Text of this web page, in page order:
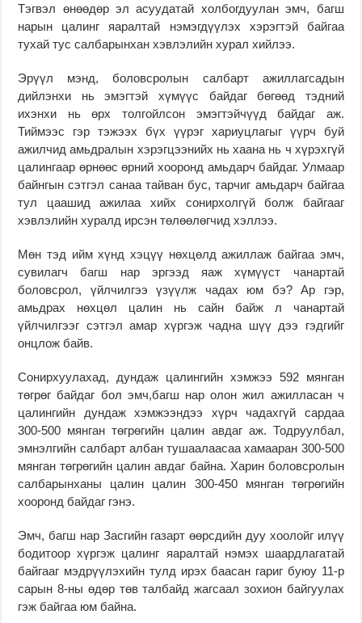
Тэгвэл өнөөдөр эл асуудатай холбогдуулан эмч, багш
нарын цалинг яаралтай нэмэгдүүлэх хэрэгтэй байгаа
тухай тус салбарынхан хэвлэлийн хурал хийлээ.
Эрүүл мэнд, боловсролын салбарт ажиллагсадын
дийлэнхи нь эмэгтэй хүмүүс байдаг бөгөөд тэдний
ихэнхи нь өрх толгойлсон эмэгтэйчүүд байдаг аж.
Тиймээс гэр тэжээх бүх үүрэг хариуцлагыг үүрч буй
ажилчид амьдралын хэрэгцээнийх нь хаана нь ч хүрэхгүй
цалингаар өрнөөс өрний хооронд амьдарч байдаг. Улмаар
байнгын сэтгэл санаа тайван бус, тарчиг амьдарч байгаа
тул цаашид ажилаа хийх сонирхолгүй болж байгааг
хэвлэлийн хуралд ирсэн төлөөлөгчид хэллээ.
Мөн тэд ийм хүнд хэцүү нөхцөлд ажиллаж байгаа эмч,
сувилагч багш нар эргээд яаж хүмүүст чанартай
боловсрол, үйлчилгээ үзүүлж чадах юм бэ? Ар гэр,
амьдрах нөхцөл цалин нь сайн байж л чанартай
үйлчилгээг сэтгэл амар хүргэж чадна шүү дээ гэдгийг
онцлож байв.
Сонирхуулахад, дундаж цалингийн хэмжээ 592 мянган
төгрөг байдаг бол эмч,багш нар олон жил ажилласан ч
цалингийн дундаж хэмжээндээ хүрч чадахгүй сардаа
300-500 мянган төгрөгийн цалин авдаг аж. Тодруулбал,
эмнэлгийн салбарт албан тушаалаасаа хамааран 300-500
мянган төгрөгийн цалин авдаг байна. Харин боловсролын
салбарынханы цалин цалин 300-450 мянган төгрөгийн
хооронд байдаг гэнэ.
Эмч, багш нар Засгийн газарт өөрсдийн дуу хоолойг илүү
бодитоор хүргэж цалинг яаралтай нэмэх шаардлагатай
байгааг мэдрүүлэхийн тулд ирэх баасан гариг буюу 11-р
сарын 8-ны өдөр төв талбайд жагсаал зохион байгуулах
гэж байгаа юм байна.